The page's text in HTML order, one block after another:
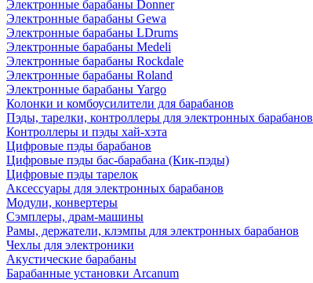
Электронные барабаны Donner
Электронные барабаны Gewa
Электронные барабаны LDrums
Электронные барабаны Medeli
Электронные барабаны Rockdale
Электронные барабаны Roland
Электронные барабаны Yargo
Колонки и комбоусилители для барабанов
Пэды, тарелки, контроллеры для электронных барабанов
Контроллеры и пэды хай-хэта
Цифровые пэды барабанов
Цифровые пэды бас-барабана (Кик-пэды)
Цифровые пэды тарелок
Аксессуары для электронных барабанов
Модули, конвертеры
Сэмплеры, драм-машины
Рамы, держатели, клэмпы для электронных барабанов
Чехлы для электроники
Акустические барабаны
Барабанные установки Arcanum